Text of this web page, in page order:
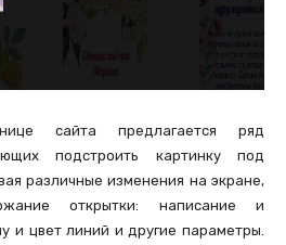
сайта предлагается ряд
подстроить картинку под
различные изменения на экране,
открытки: написание и
и цвет линий и другие параметры.